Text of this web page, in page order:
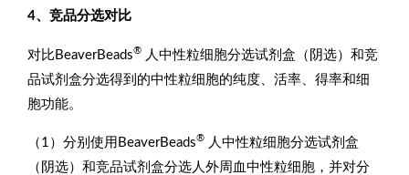
4、竞品分选对比
对比BeaverBeads®
人中性粒细胞分选试剂盒（阴选）和竞
品试剂盒分选得到的中性粒细胞的纯度、活率、得率和细
胞功能。
（1）分别使用BeaverBeads®
人中性粒细胞分选试剂盒
（阴选）和竞品试剂盒分选人外周血中性粒细胞，并对分